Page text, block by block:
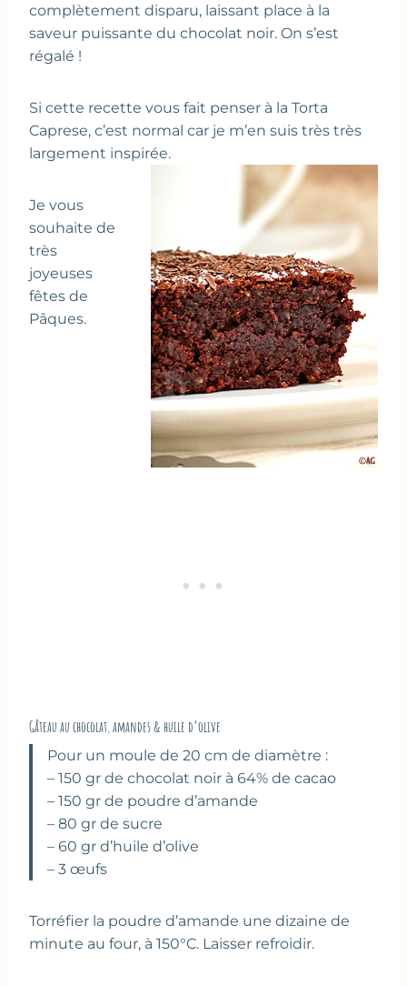
complètement disparu, laissant place à la
saveur puissante du chocolat noir. On s’est
régalé !
Si cette recette vous fait penser à la Torta
Caprese, c’est normal car je m’en suis très très
largement inspirée.
Je vous
souhaite de
très
joyeuses
fêtes de
Pâques.
Gâteau au chocolat, amandes & huile d’olive
Pour un moule de 20 cm de diamètre :
– 150 gr de chocolat noir à 64% de cacao
– 150 gr de poudre d’amande
– 80 gr de sucre
– 60 gr d’huile d’olive
– 3 œufs
Torréfier la poudre d’amande une dizaine de
minute au four, à 150°C. Laisser refroidir.